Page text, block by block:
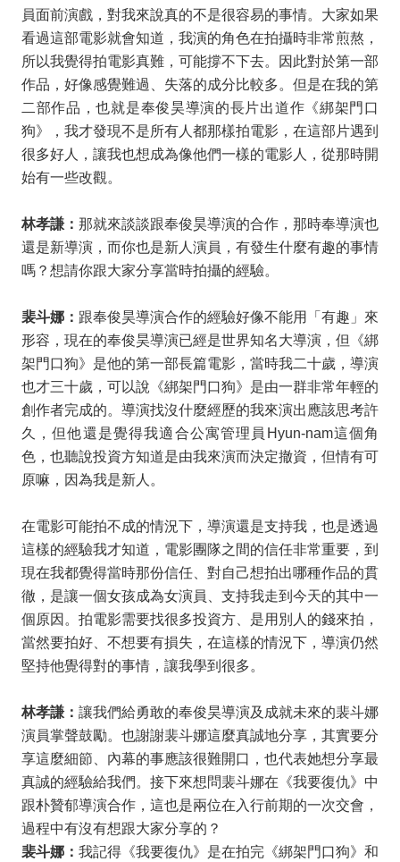
員面前演戲，對我來說真的不是很容易的事情。大家如果
看過這部電影就會知道，我演的角色在拍攝時非常煎熬，
所以我覺得拍電影真難，可能撐不下去。因此對於第一部
作品，好像感覺難過、失落的成分比較多。但是在我的第
二部作品，也就是奉俊昊導演的長片出道作《綁架門口
狗》，我才發現不是所有人都那樣拍電影，在這部片遇到
很多好人，讓我也想成為像他們一樣的電影人，從那時開
始有一些改觀。
林孝謙： 那就來談談跟奉俊昊導演的合作，那時奉導演也
還是新導演，而你也是新人演員，有發生什麼有趣的事情
嗎？想請你跟大家分享當時拍攝的經驗。
裴斗娜： 跟奉俊昊導演合作的經驗好像不能用「有趣」來
形容，現在的奉俊昊導演已經是世界知名大導演，但《綁
架門口狗》是他的第一部長篇電影，當時我二十歲，導演
也才三十歲，可以說《綁架門口狗》是由一群非常年輕的
創作者完成的。導演找沒什麼經歷的我來演出應該思考許
久，但他還是覺得我適合公寓管理員 Hyun-nam這個角
色，也聽說投資方知道是由我來演而決定撤資，但情有可
原嘛，因為我是新人。
在電影可能拍不成的情況下，導演還是支持我，也是透過
這樣的經驗我才知道，電影團隊之間的信任非常重要，到
現在我都覺得當時那份信任、對自己想拍出哪種作品的貫
徹，是讓一個女孩成為女演員、支持我走到今天的其中一
個原因。拍電影需要找很多投資方、是用別人的錢來拍，
當然要拍好、不想要有損失，在這樣的情況下，導演仍然
堅持他覺得對的事情，讓我學到很多。
林孝謙： 讓我們給勇敢的奉俊昊導演及成就未來的裴斗娜
演員掌聲鼓勵。也謝謝裴斗娜這麼真誠地分享，其實要分
享這麼細節、內幕的事應該很難開口，也代表她想分享最
真誠的經驗給我們。接下來想問裴斗娜在《我要復仇》中
跟朴贊郁導演合作，這也是兩位在入行前期的一次交會，
過程中有沒有想跟大家分享的？
裴斗娜： 我記得《我要復仇》是在拍完《綁架門口狗》和